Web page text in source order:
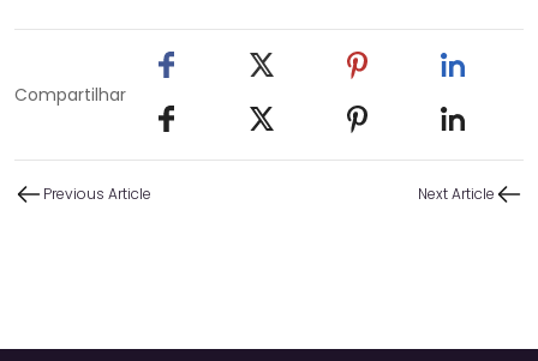
Compartilhar
Previous Article Next Article